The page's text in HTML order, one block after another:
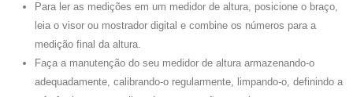
Para ler as medições em um medidor de altura, posicione o braço,
leia o visor ou mostrador digital e combine os números para a
medição final da altura.
Faça a manutenção do seu medidor de altura armazenando-o
adequadamente, calibrando-o regularmente, limpando-o, definindo a